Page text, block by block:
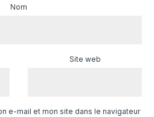
Nom
Site web
e-mail et mon site dans le navigateur